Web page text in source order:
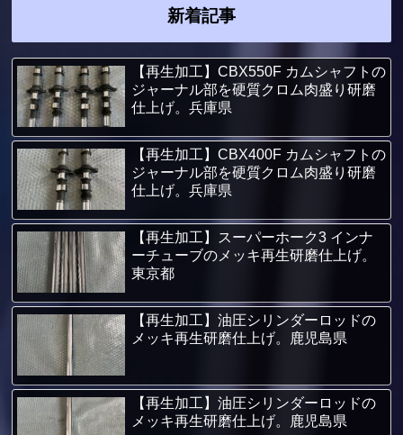
新着記事
【再生加工】CBX550F カムシャフトの
ジャーナル部を硬質クロム肉盛り研磨
仕上げ。兵庫県
【再生加工】CBX400F カムシャフトの
ジャーナル部を硬質クロム肉盛り研磨
仕上げ。兵庫県
【再生加工】スーパーホーク3 インナ
ーチューブのメッキ再生研磨仕上げ。
東京都
【再生加工】油圧シリンダーロッドの
メッキ再生研磨仕上げ。鹿児島県
【再生加工】油圧シリンダーロッドの
メッキ再生研磨仕上げ。鹿児島県